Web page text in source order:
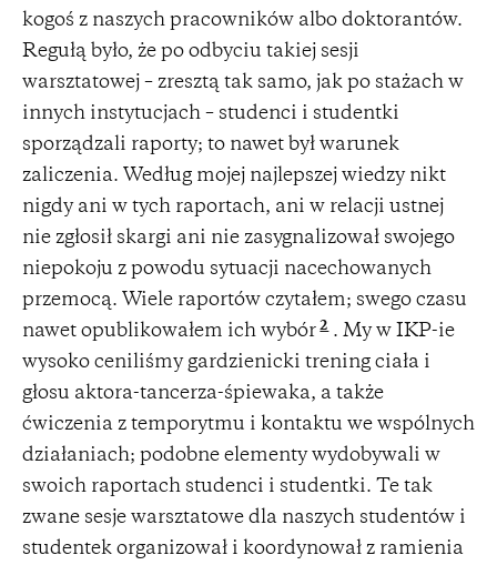
kogoś z naszych pracowników albo doktorantów.
Regułą było, że po odbyciu takiej sesji
warsztatowej – zresztą tak samo, jak po stażach w
innych instytucjach – studenci i studentki
sporządzali raporty; to nawet był warunek
zaliczenia. Według mojej najlepszej wiedzy nikt
nigdy ani w tych raportach, ani w relacji ustnej
nie zgłosił skargi ani nie zasygnalizował swojego
niepokoju z powodu sytuacji nacechowanych
przemocą. Wiele raportów czytałem; swego czasu
nawet opublikowałem ich wybór 2 . My w IKP-ie
wysoko ceniliśmy gardzienicki trening ciała i
głosu aktora-tancerza-śpiewaka, a także
ćwiczenia z temporytmu i kontaktu we wspólnych
działaniach; podobne elementy wydobywali w
swoich raportach studenci i studentki. Te tak
zwane sesje warsztatowe dla naszych studentów i
studentek organizował i koordynował z ramienia